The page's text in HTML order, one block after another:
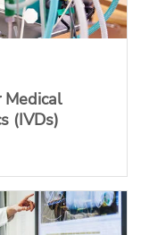
Medical
(IVDs)